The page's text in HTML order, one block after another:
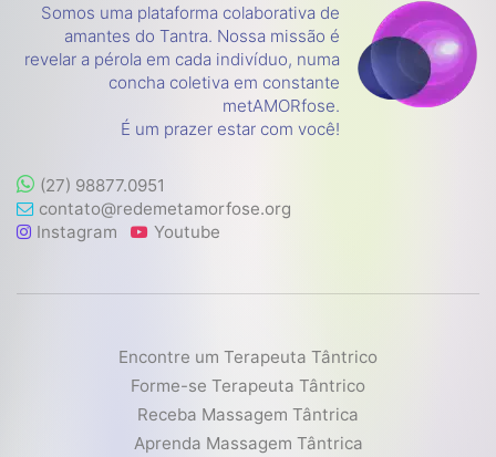
Somos uma plataforma colaborativa de
amantes do Tantra. Nossa missão é
revelar a pérola em cada indivíduo, numa
concha coletiva em constante
metAMORfose.
É um prazer estar com você!
(27) 98877.0951
contato@redemetamorfose.org
Instagram
Youtube
Encontre um Terapeuta Tântrico
Forme-se Terapeuta Tântrico
Receba Massagem Tântrica
Aprenda Massagem Tântrica